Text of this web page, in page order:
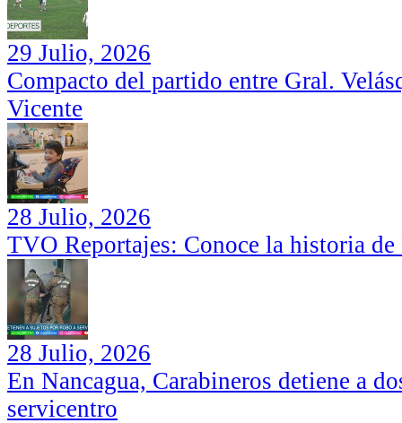
29 Julio, 2026
Compacto del partido entre Gral.
Vicente
28 Julio, 2026
TVO Reportajes: Conoce la historia
28 Julio, 2026
En Nancagua, Carabineros detiene a
servicentro